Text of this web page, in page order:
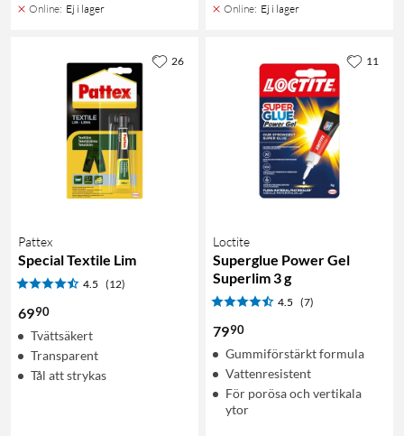
Online: Ej i lager Online: Ej i lager
Pattex
Special Textile Lim
4.5 (12)
6990
Tvättsäkert
Transparent
Tål att strykas
26
Loctite
Superglue Power Gel
Superlim 3 g
4.5 (7)
7990
Gummiförstärkt formula
Vattenresistent
För porösa och vertikala
ytor
11